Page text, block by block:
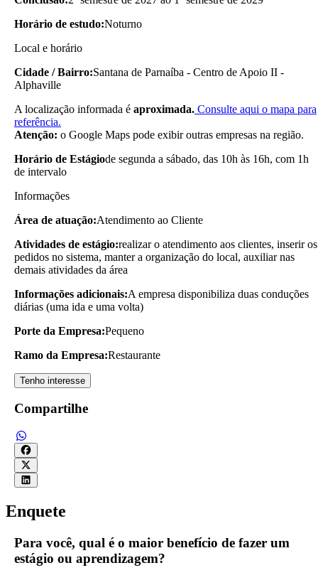
Horário de estudo:Noturno
Local e horário
Cidade / Bairro:Santana de Parnaíba - Centro de Apoio II -
Alphaville
A localização informada é aproximada. Consulte aqui o mapa para
referência.
Atenção: o Google Maps pode exibir outras empresas na região.
Horário de Estágiode segunda a sábado, das 10h às 16h, com 1h
de intervalo
Informações
Área de atuação:Atendimento ao Cliente
Atividades de estágio:realizar o atendimento aos clientes, inserir os
pedidos no sistema, manter a organização do local, auxiliar nas
demais atividades da área
Informações adicionais:A empresa disponibiliza duas conduções
diárias (uma ida e uma volta)
Porte da Empresa:Pequeno
Ramo da Empresa:Restaurante
Tenho interesse
Compartilhe
Enquete
Para você, qual é o maior benefício de fazer um
estágio ou aprendizagem?